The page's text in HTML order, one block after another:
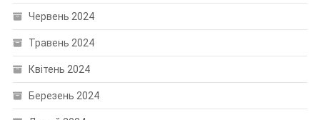
Червень 2024
Травень 2024
Квітень 2024
Березень 2024